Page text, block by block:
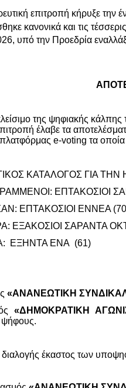
επιτροπή κήρυξε την
κανονικά και τις
υπό την Προεδρία
της ψηφιακής
έλαβε τα
πλατφόρμας e-voting τα
ΚΑΤΑΛΟΓΟΣ ΓΙΑ
ΕΠΤΑΚΟΣΙΟΙ
ΕΠΤΑΚΟΣΙΟΙ ΕΝΝΕΑ
ΕΞΑΚΟΣΙΟΙ ΣΑΡΑΝΤΑ
ΕΞΗΝΤΑ ΕΝΑ (61)
«ΑΝΑΝΕΩΤΙΚΗ
«ΔΗΜΟΚΡΑΤΙΚΗ
διαλογής έκαστος των